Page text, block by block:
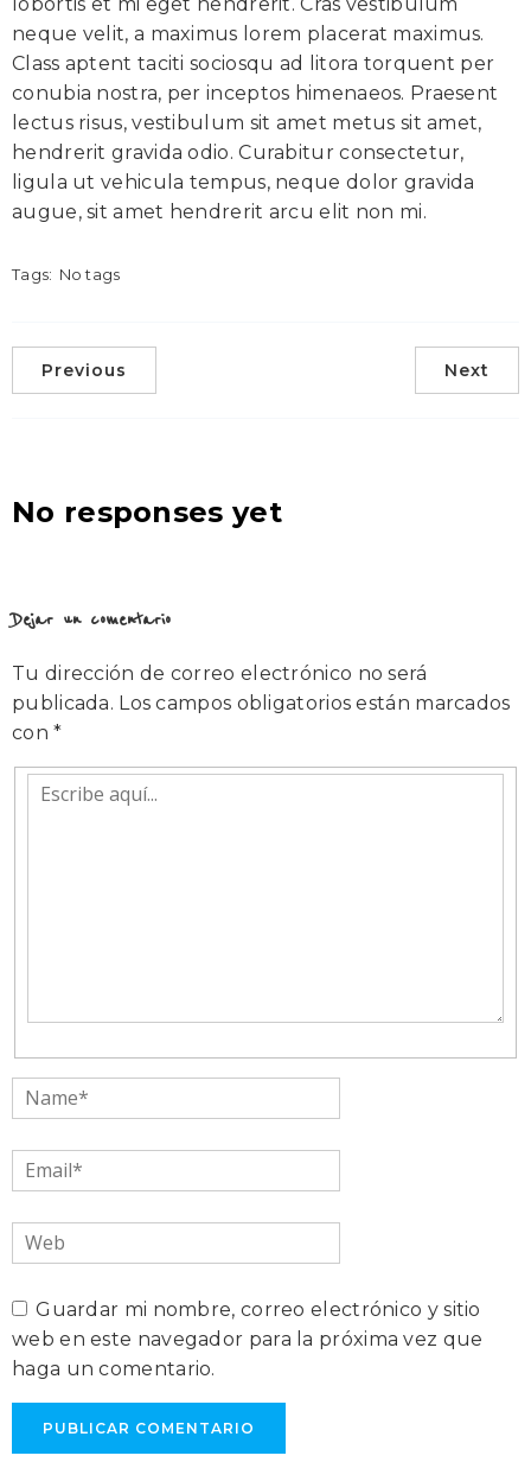
neque velit, a maximus lorem placerat maximus.
Class aptent taciti sociosqu ad litora torquent per
conubia nostra, per inceptos himenaeos. Praesent
lectus risus, vestibulum sit amet metus sit amet,
hendrerit gravida odio. Curabitur consectetur,
ligula ut vehicula tempus, neque dolor gravida
augue, sit amet hendrerit arcu elit non mi.
Tags: No tags
Previous Next
No responses yet
Dejar un comentario
Tu dirección de correo electrónico no será
publicada. Los campos obligatorios están marcados
con*
Escribe
Name*
Email*
Web
Guardar mi nombre, correo electrónico y sitio
web en este navegador para la próxima vez que
haga un comentario.